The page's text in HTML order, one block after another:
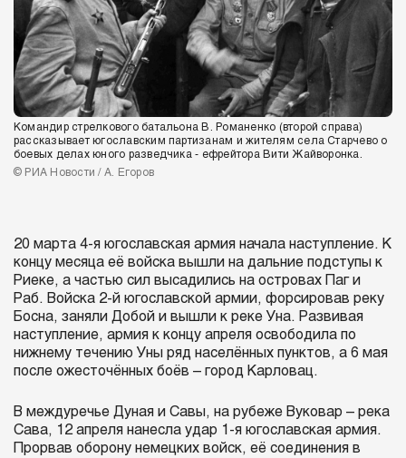
Командир стрелкового батальона В. Романенко (второй справа)
рассказывает югославским партизанам и жителям села Старчево о
боевых делах юного разведчика - ефрейтора Вити Жайворонка.
© РИА Новости / А. Егоров
20 марта 4-я югославская армия начала наступление. К
концу месяца её войска вышли на дальние подступы к
Риеке, а частью сил высадились на островах Паг и
Раб. Войска 2-й югославской армии, форсировав реку
Босна, заняли Добой и вышли к реке Уна. Развивая
наступление, армия к концу апреля освободила по
нижнему течению Уны ряд населённых пунктов, а 6 мая
после ожесточённых боёв – город Карловац.
В междуречье Дуная и Савы, на рубеже Вуковар – река
Сава, 12 апреля нанесла удар 1-я югославская армия.
Прорвав оборону немецких войск, её соединения в